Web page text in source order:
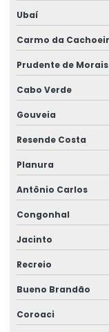
Ubaí
Carmo da
Prudente de Morais
Cabo Verde
Gouveia
Resende Costa
Planura
Antônio Carlos
Congonhal
Jacinto
Recreio
Bueno Brandão
Coroaci